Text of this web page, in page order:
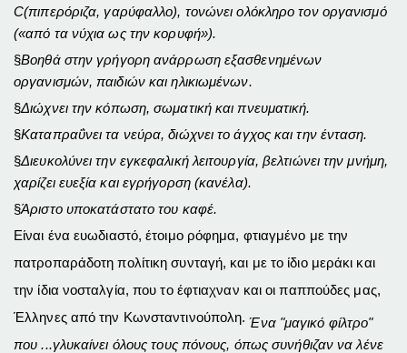
C(πιπερόριζα, γαρύφαλλο), τονώνει ολόκληρο τον οργανισμό
(«από τα νύχια ως την κορυφή»).
§Βοηθά στην γρήγορη ανάρρωση εξασθενημένων
οργανισμών, παιδιών και ηλικιωμένων.
§Διώχνει την κόπωση, σωματική και πνευματική.
§Καταπραΰνει τα νεύρα, διώχνει το άγχος και την ένταση.
§Διευκολύνει την εγκεφαλική λειτουργία, βελτιώνει την μνήμη,
χαρίζει ευεξία και εγρήγορση (κανέλα).
§Άριστο υποκατάστατο του καφέ.
Είναι ένα ευωδιαστό, έτοιμο ρόφημα, φτιαγμένο με την
πατροπαράδοτηπολίτικησυνταγή, και με το ίδιο μεράκι και
την ίδια νοσταλγία, που το έφτιαχναν και οιπαππούδες μας,
Έλληνες από την Κωνσταντινούπολη.Ένα "μαγικό φίλτρο"
που ...γλυκαίνει όλους τους πόνους, όπως συνήθιζαν να λένε